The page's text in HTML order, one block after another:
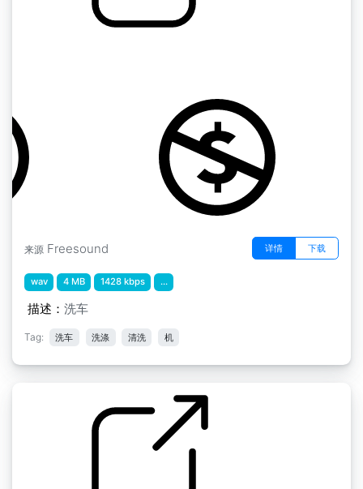
来源 Freesound 详情 下载
wav 4 MB 1428 kbps ...
描述： 洗车
Tag: 洗车 洗涤 清洗 机